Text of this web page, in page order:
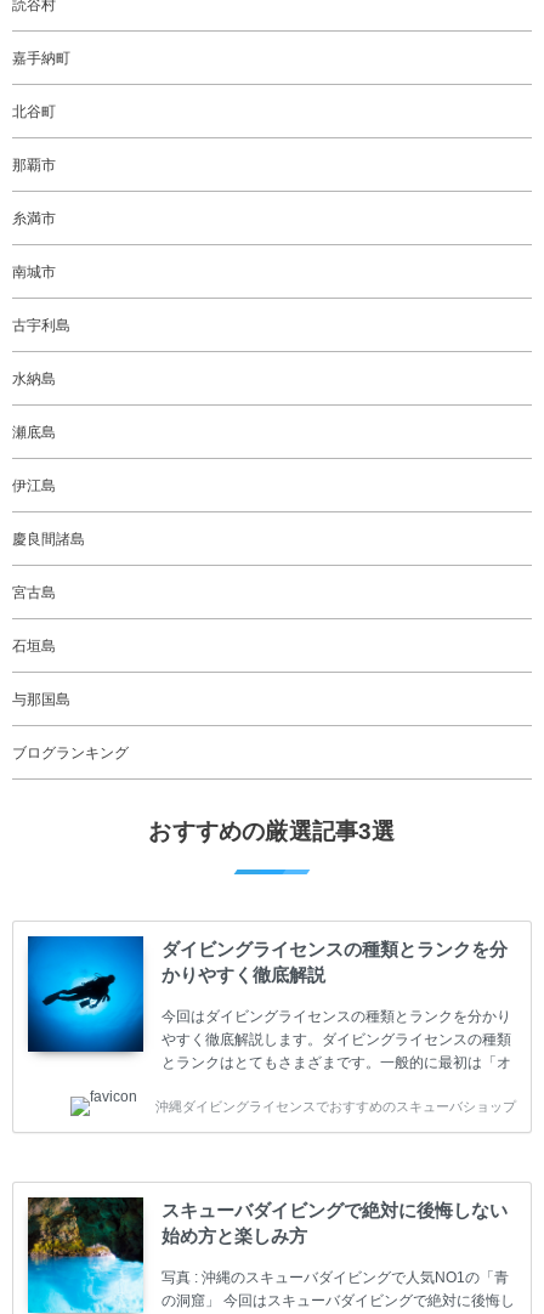
読谷村
嘉手納町
北谷町
那覇市
糸満市
南城市
古宇利島
水納島
瀬底島
伊江島
慶良間諸島
宮古島
石垣島
与那国島
ブログランキング
おすすめの厳選記事3選
ダイビングライセンスの種類とランクを分
かりやすく徹底解説
今回はダイビングライセンスの種類とランクを分かり
やすく徹底解説します。ダイビングライセンスの種類
とランクはとてもさまざまです。一般的に最初は「オ
す。 ダイビングのライセンスカードはダイビングの教
育機関もしくは指導団体が発行しています。教育機関
ダイバーの育成・指導や安全管理、環境保全などの活
動をしています。 ダイビングライセンスの種類はエン
トリーレベルのライセンスからプロレベルのライセン
スまでランク分けされています。各教育機関(指導団
体)によってライセンスカードの名称、トレーニング内
容に違いがありま...
沖縄ダイビングライセンスでおすすめのスキューバショップ
スキューバダイビングで絶対に後悔しない
始め方と楽しみ方
写真 : 沖縄のスキューバダイビングで人気NO1の「青
の洞窟」 今回はスキューバダイビングで絶対に後悔し